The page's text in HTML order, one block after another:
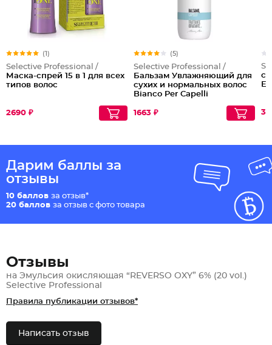
(1)
Selective Professional /
Маска-спрей 15 в 1 для всех
типов волос
2690 ₽
(5)
Selective Professional /
Бальзам Увлажняющий для
сухих и нормальных волос
Bianco Per Capelli
1663 ₽
Дарим баллы за
отзывы
10 баллов за отзыв*
20 баллов за отзыв с фото товара
Отзывы
на Эмульсия окисляющая “REVERSO OXY” 6% (20 vol.)
Selective Professional
Правила публикации отзывов*
Написать отзыв